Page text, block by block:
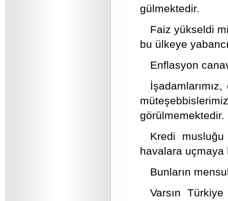
gülmektedir.
Faiz yükseldi
bu ülkeye
Enflasyon
görülmemektedir.
Kredi musluğu
havalara uçmaya
Bunların
Varsın